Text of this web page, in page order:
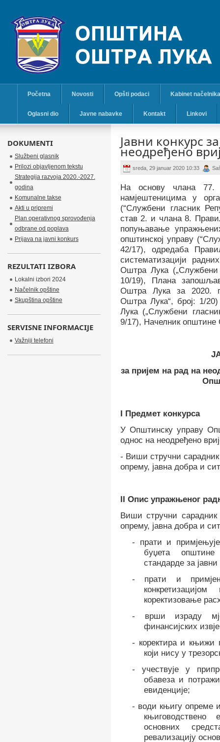
Početna Novosti Opšti podaci Kabinet načelnika
Oglasni dio Javne nabavke Kontakt Linkovi
Јавни конкурс
неодређено
sreda, 29 januar 2020 10:33
На основу члана
намјештеницима у
(“Службени гласник
став 2. и члана 8.
попуњавање
општинској управу
42/17),одредаба
систематизацији
Оштра Лука
10/19), Плана
Оштра Лука за 2020.
Оштра Лука“, број: 1/
Лука („Службени
9/17), Начелникопштине
за пријем на рад на
I Предмет конкурса
У Општинску управу
однос на неодређено
- Виши стручни
опрему, јавна добра и
II Опис упражњеног
Виши стручни сарадник
опрему, јавна добра и
-
прати и
буџета
стандарде за јавни
-
прати и
коректизовање
-
врши израду
финансијских
- коректира и књижи
који нису у
-
учествује у
обавеза и
евиденције;
- води књигу опреме
основних
ревализацију
DOKUMENTI
Službeni glasnik
Prilozi objavljenom tekstu
Strategija razvoja 2020.-2027.
godina
Komunalne takse
Akti u pripremi
Plan operativnog sprovođenja
odbrane od poplava
Prijava na javni konkurs
REZULTATI IZBORA
Lokalni izbori 2024
Načelnik opštine
Skupština opštine
SERVISNE INFORMACIJE
Važniji telefoni